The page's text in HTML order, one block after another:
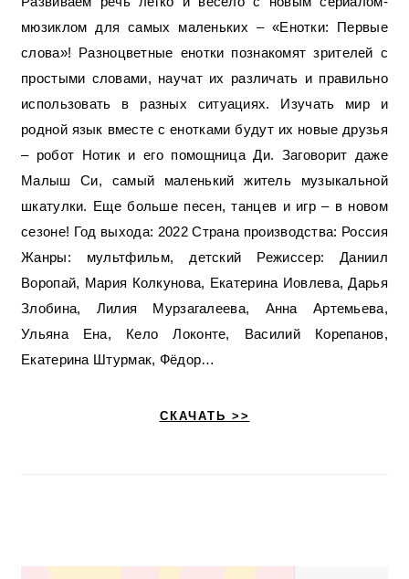
мюзиклом для самых маленьких – «Енотки: Первые
слова»! Разноцветные енотки познакомят зрителей с
простыми словами, научат их различать и правильно
использовать в разных ситуациях. Изучать мир и
родной язык вместе с енотками будут их новые друзья
– робот Нотик и его помощница Ди. Заговорит даже
Малыш Си, самый маленький житель музыкальной
шкатулки. Еще больше песен, танцев и игр – в новом
сезоне! Год выхода: 2022 Страна производства: Россия
Жанры: мультфильм, детский Режиссер: Даниил
Воропай, Мария Колкунова, Екатерина Иовлева, Дарья
Злобина, Лилия Мурзагалеева, Анна Артемьева,
Ульяна Ена, Кело Локонте, Василий Корепанов,
Екатерина Штурмак, Фёдор…
СКАЧАТЬ >>